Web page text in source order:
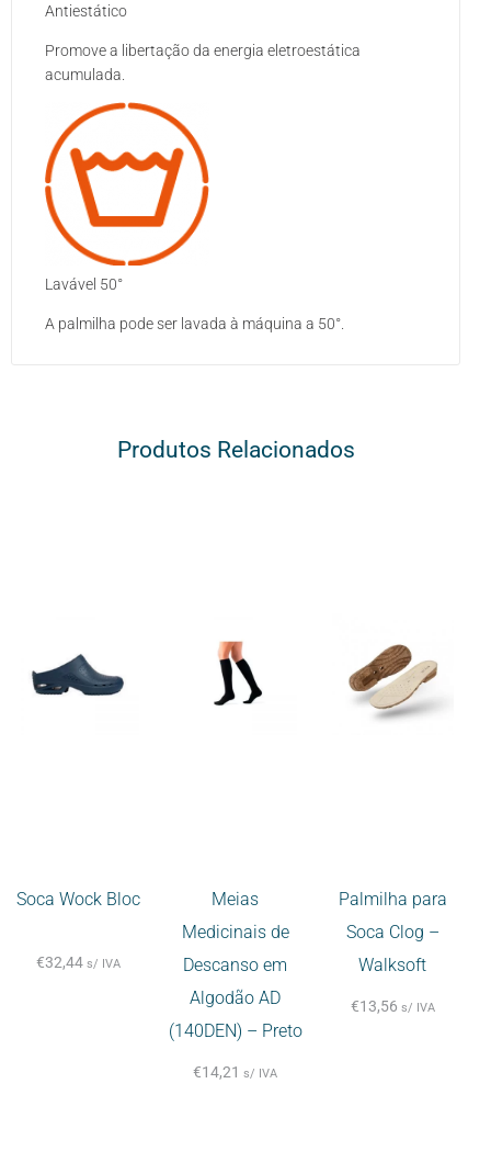
Antiestático
Promove a libertação da energia eletroestática
acumulada.
Lavável 50°
A palmilha pode ser lavada à máquina a 50°.
Produtos Relacionados
Soca Wock Bloc
€32,44 s/ IVA
Meias
Medicinais de
Descanso em
Algodão AD
(140DEN) – Preto
€14,21 s/ IVA
Palmilha para
Soca Clog –
Walksoft
€13,56 s/ IVA